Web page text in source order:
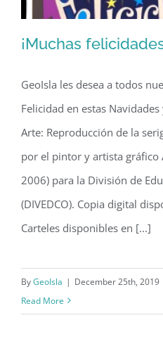
¡Muchas
¡Muchas
GeoIsla les desea a todos
Felicidad en estas
Arte: Reproducción de la
por el pintor y artista
2006) para la División de
(DIVEDCO). Copia digital
Carteles disponibles en [...]
ByGeoIsla | December 25th, 2019
Read More